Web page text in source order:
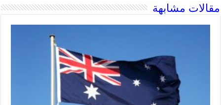
مقالات مشابهة